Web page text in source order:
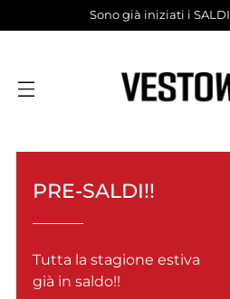
Sono già iniziati i
PRE-SALDI!!
Tutta la stagione estiva
già in saldo!!